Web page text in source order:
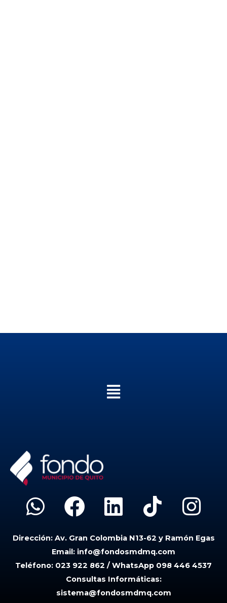
Menú
W
a
t
F
c
e
b
L
n
k
e
T
k
t
o
I
s
t
Dirección:Av. Gran Colombia N13-62 y Ramón Egas
Email: info@fondosmdmq.com
Teléfono: 023 922 862 / WhatsApp 098 446 4537
Consultas Informáticas:
sistema@fondosmdmq.com